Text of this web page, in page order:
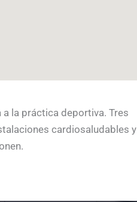
la práctica deportiva. Tres
cardiosaludables y